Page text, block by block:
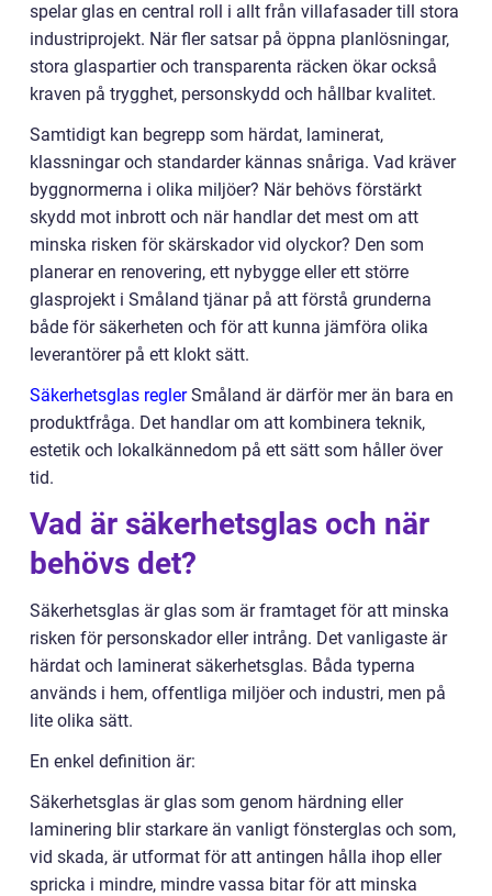
spelar glas en central roll i allt från villafasader till stora
industriprojekt. När fler satsar på öppna planlösningar,
stora glaspartier och transparenta räcken ökar också
kraven på trygghet, personskydd och hållbar kvalitet.
Samtidigt kan begrepp som härdat, laminerat,
klassningar och standarder kännas snåriga. Vad kräver
byggnormerna i olika miljöer? När behövs förstärkt
skydd mot inbrott och när handlar det mest om att
minska risken för skärskador vid olyckor? Den som
planerar en renovering, ett nybygge eller ett större
glasprojekt i Småland tjänar på att förstå grunderna
både för säkerheten och för att kunna jämföra olika
leverantörer på ett klokt sätt.
Säkerhetsglas reglerSmåland är därför mer än bara en
produktfråga. Det handlar om att kombinera teknik,
estetik och lokalkännedom på ett sätt som håller över
tid.
Vad är säkerhetsglas och när
behövs det?
Säkerhetsglas är glas som är framtaget för att minska
risken för personskador eller intrång. Det vanligaste är
härdat och laminerat säkerhetsglas. Båda typerna
används i hem, offentliga miljöer och industri, men på
lite olika sätt.
En enkel definition är:
Säkerhetsglas är glas som genom härdning eller
laminering blir starkare än vanligt fönsterglas och som,
vid skada, är utformat för att antingen hålla ihop eller
spricka i mindre, mindre vassa bitar för att minska